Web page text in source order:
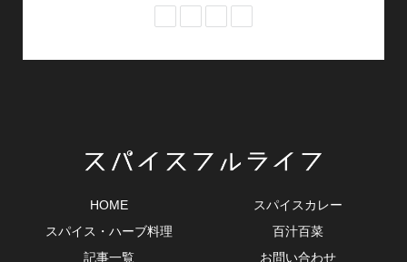
HOME
スパイスカレー
スパイス・ハーブ料理
百汁百菜
記事一覧
お問い合わせ